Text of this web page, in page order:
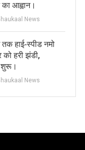
का आह्वान।
News
हाई‑स्पीड नमो
को हरी झंडी,
शुरू।
News